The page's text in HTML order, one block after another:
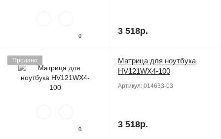
0 3 518р.
Продано
0
Матрица для ноутбука
HV121WX4-100
Артикул: 014633-03
3 518р.